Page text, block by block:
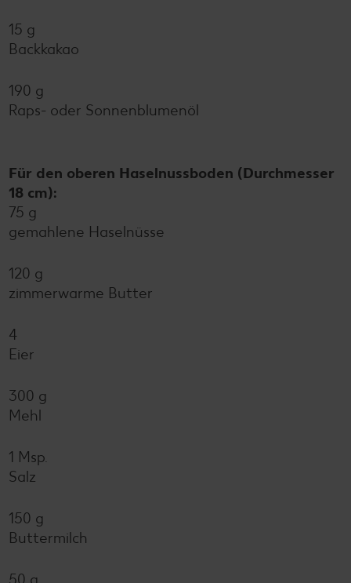
15 g
Backkakao
190 g
Raps- oder Sonnenblumenöl
Für den oberen Haselnussboden (Durchmesser
18 cm):
75 g
gemahlene Haselnüsse
120 g
zimmerwarme Butter
4
Eier
300 g
Mehl
1 Msp.
Salz
150 g
Buttermilch
50 g